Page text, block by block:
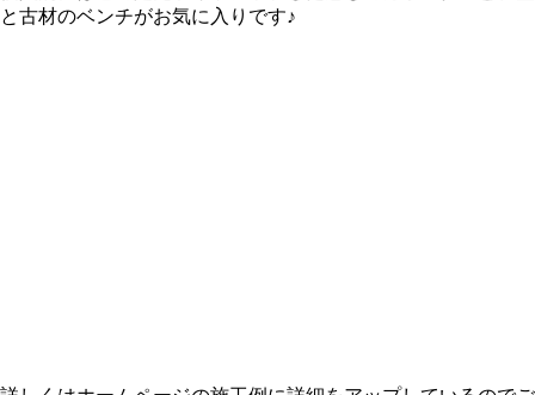
と古材のベンチがお気に入りです♪